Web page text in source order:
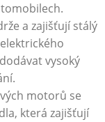
a ‌zajišťují ⁢stálý
vysoký
motorů⁣ se
která zajišťují